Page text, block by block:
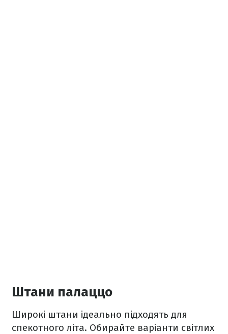
Штани палаццо
Широкі штани ідеально підходять для
спекотного літа. Обирайте варіанти світлих